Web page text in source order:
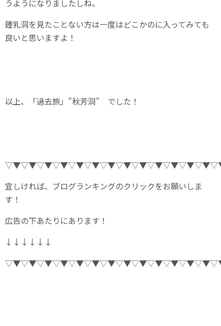
うようになりましたしね。
鍾乳洞を見たことない方は一度はどこかのに入ってみても
良いと思いますよ！
以上、「過去旅」”秋芳洞” でした！
宜しければ、ブログランキングのクリックをお願いしま
す！
広告の下あたりにあります！
↓↓↓↓↓↓